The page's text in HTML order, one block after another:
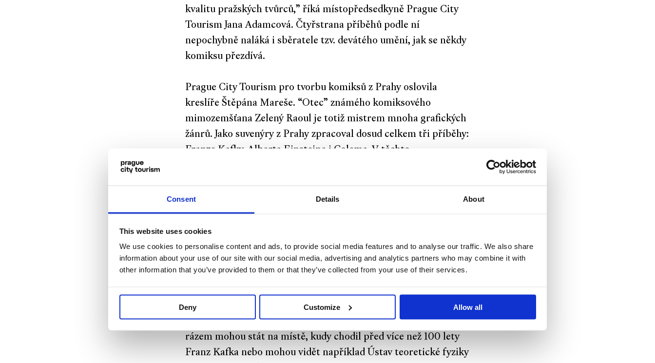
Consent Details About
This website uses cookies
We use cookies to personalise content and ads, to provide social media features and to analyse our traffic. We also share
information about your use of our site with our social media, advertising and analytics partners who may combine it with
other information that you’ve provided to them or that they’ve collected from your use of their services.
Deny Customize Allow all
kvalitu pražských tvůrců,” říká místopředsedkyně Prague City
Tourism Jana Adamcová. Čtyřstrana příběhů podle ní
nepochybně naláká i sběratele tzv. devátého umění, jak se někdy
komiksu přezdívá.
Prague City Tourism pro tvorbu komiksů z Prahy oslovila
kreslíře Štěpána Mareše. “Otec” známého komiksového
mimozemšťana Zelený Raoul je totiž mistrem mnoha grafických
žánrů. Jako suvenýry z Prahy zpracoval dosud celkem tři příběhy:
Franze Kafky, Alberta Einsteina i Golema. V těchto
Fantové. V pozadí jednotlivých panelů poznáte známá a proslulá
pražská místa.
„Práce na těchto komiksech je pro mě radost. Vše kolem
dotyčných hrdinů a jejich života v Praze jsem si podrobně
nastudoval. Co tu dělali, kde bydleli, jaké byly jejich radosti i
Vše proto, abychom daná místa mohli v závěru každého
komiksového příběhu nabídnout nejen turistům k návštěvě. Ti
rázem mohou stát na místě, kudy chodil před více než 100 lety
Franz Kafka nebo mohou vidět například Ústav teoretické fyziky